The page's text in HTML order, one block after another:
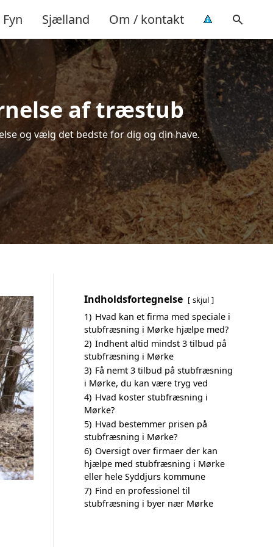
Fyn Sjælland Om / kontakt
af træstub
og vælg det bedste for dig og din have.
Indholdsfortegnelse skjul
1) Hvad kan et firma med speciale i
stubfræsning i Mørke hjælpe med?
2) Indhent altid mindst 3 tilbud på
stubfræsning i Mørke
3) Få nemt 3 tilbud på stubfræsning
i Mørke, du kan være tryg ved
4) Hvad koster stubfræsning i
Mørke?
5) Hvad bestemmer prisen på
stubfræsning i Mørke?
6) Oversigt over firmaer der kan
hjælpe med stubfræsning i Mørke
eller hele Syddjurs kommune
7) Find en professionel til
stubfræsning i byer nær Mørke